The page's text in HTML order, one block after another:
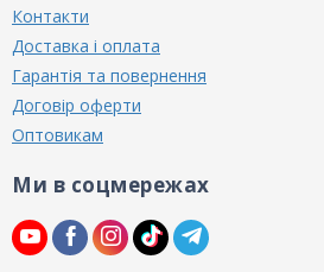
Контакти
Доставка і оплата
Гарантія та повернення
Договір оферти
Оптовикам
Ми в соцмережах